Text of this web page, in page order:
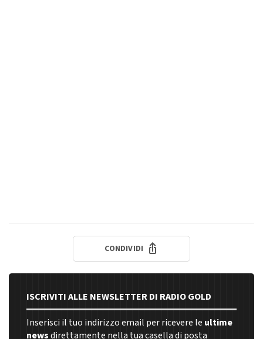
CONDIVIDI
ISCRIVITI ALLE NEWSLETTER DI RADIO GOLD
Inserisci il tuo indirizzo email per ricevere le ultime
newsdirettamente nella tua casella di posta